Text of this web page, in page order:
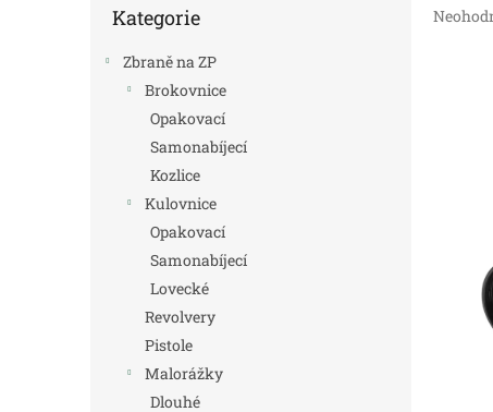
kategorie
Kategorie
Zbraně na ZP
Brokovnice
Opakovací
Samonabíjecí
Kozlice
Kulovnice
Opakovací
Samonabíjecí
Lovecké
Revolvery
Pistole
Malorážky
Dlouhé